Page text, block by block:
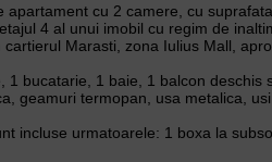
apartament cu 2 camere, cu
4 al unui imobil cu regim de
Marasti, zona Iulius Mall,
1 bucatarie, 1 baie, 1 balcon deschis
geamuri termopan, usa metalica,
incluse urmatoarele: 1 boxa la